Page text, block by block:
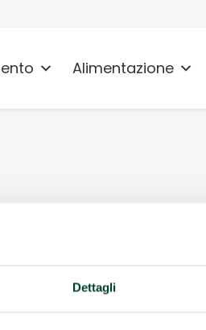
Dettagli
Alimentazione